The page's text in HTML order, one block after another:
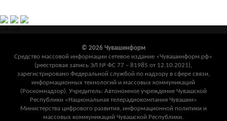
© 2026 Чувашинформ
Средство массовой информации сетевое издание «Чувашинформ.рф»
(реестровая запись ЭЛ № ФС 77 – 81985 от 12.10.2021),
зарегистрировано Федеральной службой по надзору в сфере связи,
информационных технологий и массовых коммуникаций
(Роскомнадзор). Учредитель: Автономное учреждение Чувашской
Республики «Национальная телерадиокомпания Чувашии»
Министерства цифрового развития, информационной политики и
массовых коммуникаций Чувашской Республики.